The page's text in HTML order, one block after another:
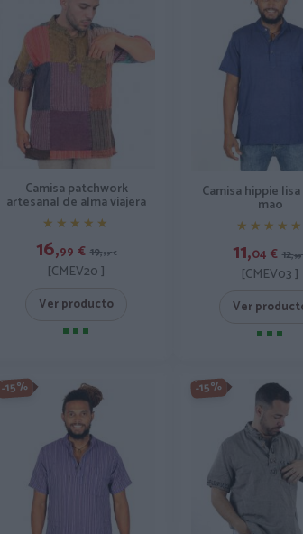
Camisa patchwork
artesanal de alma viajera
★★★★★
★★★★★
16,99 € 19,99 €
[CMEV20 ]
Ver producto
Camisa hippie
mao
★★★★★
★★★★★
11,04 € 12,99
[CMEV03 ]
Ver
-15% -15%